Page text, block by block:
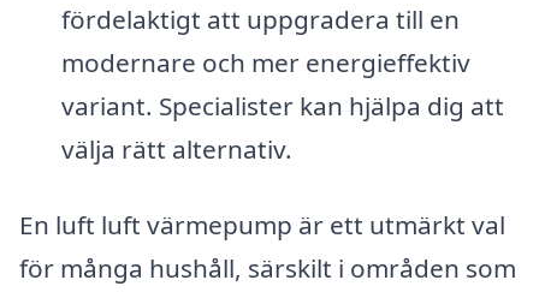
fördelaktigt att uppgradera till en
modernare och mer energieffektiv
variant. Specialister kan hjälpa dig att
välja rätt alternativ.
En luft luft värmepump är ett utmärkt val
för många hushåll, särskilt i områden som